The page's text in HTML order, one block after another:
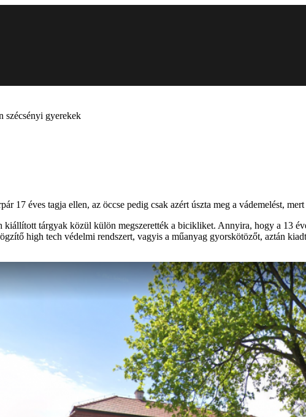
szécsényi gyerekek
17 éves tagja ellen, az öccse pedig csak azért úszta meg a vádemelést,
tárgyak közül külön megszerették a bicikliket. Annyira, hogy a 13
high tech védelmi rendszert, vagyis a műanyag gyorskötözőt, aztán